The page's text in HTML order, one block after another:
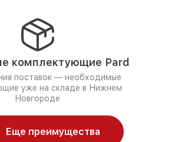
комплектующие Pard
поставок — необходимые
уже на складе в Нижнем
Новгороде
Еще преимущества